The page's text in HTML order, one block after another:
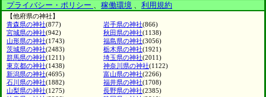
プライバシー・ポリシー 、 稼働環境 、 利用規約
【他府県の神社】
青森県の神社(877) 岩手県の神社(866)
宮城県の神社(942) 秋田県の神社(1138)
山形県の神社(1743) 福島県の神社(3056)
茨城県の神社(2483) 栃木県の神社(1921)
群馬県の神社(1211) 埼玉県の神社(2011)
東京都の神社(1438) 神奈川県の神社(1122)
新潟県の神社(4695) 富山県の神社(2266)
石川県の神社(1882) 福井県の神社(1708)
山梨県の神社(1275) 長野県の神社(2385)